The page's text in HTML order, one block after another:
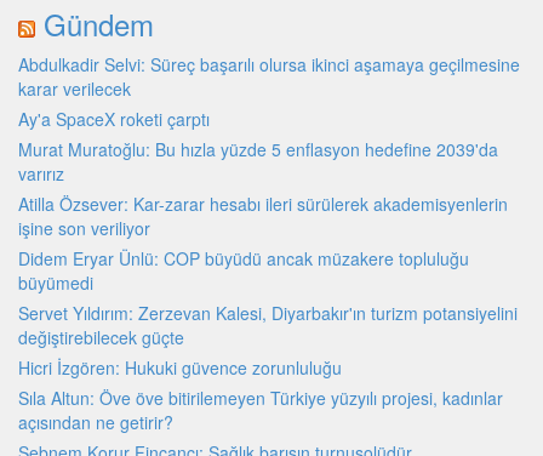
Gündem
Abdulkadir Selvi: Süreç başarılı olursa ikinci aşamaya geçilmesine
karar verilecek
Ay'a SpaceX roketi çarptı
Murat Muratoğlu: Bu hızla yüzde 5 enflasyon hedefine 2039'da
varırız
Atilla Özsever: Kar-zarar hesabı ileri sürülerek akademisyenlerin
işine son veriliyor
Didem Eryar Ünlü: COP büyüdü ancak müzakere topluluğu
büyümedi
Servet Yıldırım: Zerzevan Kalesi, Diyarbakır'ın turizm potansiyelini
değiştirebilecek güçte
Hicri İzgören: Hukuki güvence zorunluluğu
Sıla Altun: Öve öve bitirilemeyen Türkiye yüzyılı projesi, kadınlar
açısından ne getirir?